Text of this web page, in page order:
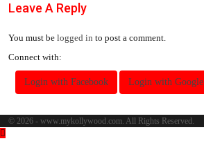
Leave A Reply
You must be logged in to post a comment.
Connect with:
Login with Facebook Login with Google
© 2026 - www.mykollywood.com. All Rights Reserved.